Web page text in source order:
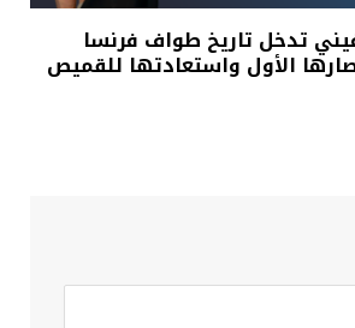
تدخل تاريخ طواف فرنسا
الأول واستعادتها للقميص